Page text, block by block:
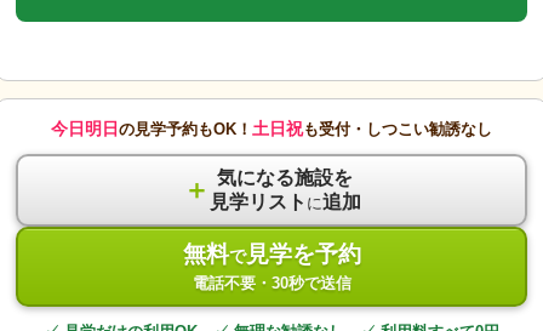
今日明日 の見学予約もOK！ 土日祝も受付・しつこい勧誘なし
＋ 気になる施設を
見学リスト に追加
無料で見学を予約
電話不要・30秒で送信